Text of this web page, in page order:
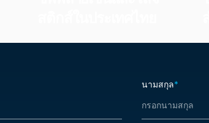
ทางการเข้าสู่ตลาด ต้นทุนรวมใน
นามสกุล*